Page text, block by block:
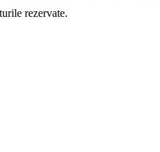
rezervate.